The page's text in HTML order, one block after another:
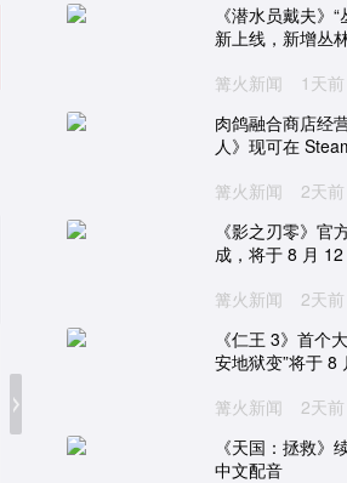
宝可梦传说 阿尔宙斯
神话 剧情 养成
《宝可梦 朱／紫》Polygon 评
吗？
《潜水员戴夫》
新上线，新增丛
篝火新闻
1天前
肉鸽融合商店经
人》现可在
篝火新闻
2天前
《影之刃零》官
成，将于 8 月
篝火新闻
2天前
《仁王 3》首个
安地狱变”将于 8
篝火新闻
2天前
《天国：拯救》
中文配音